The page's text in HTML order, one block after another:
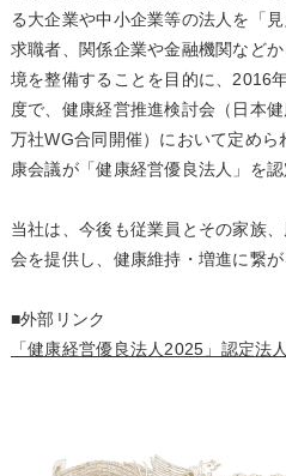
る大企業や中小企業等の法人を「
求職者、関係企業や金融機関など
境を整備することを目的に、2016
度で、健康経営推進検討会（日本
万社WG合同開催）において定め
康会議が「健康経営優良法人」を認
当社は、今後も従業員とその家族
会を提供し、健康維持・増進に繋
■外部リンク
「健康経営優良法人2025」認定法